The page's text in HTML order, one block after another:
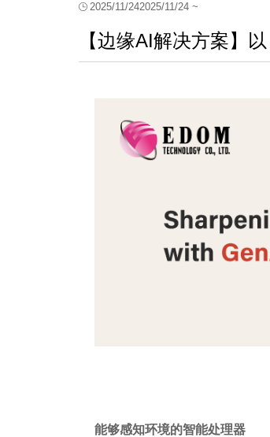
2025/11/242025/11/24 ~
【边缘AI解决方案】
能够感知环境的智能处理器